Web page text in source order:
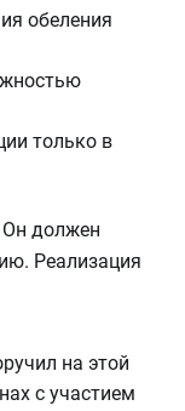
обеления
только в
должен
Реализация
на этой
с участием